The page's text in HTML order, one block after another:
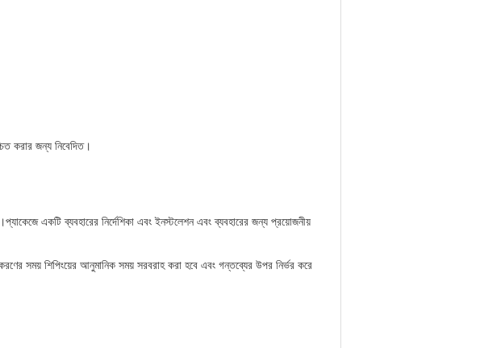
করার জন্য নিবেদিত।
একটি ব্যবহারের নির্দেশিকা এবং ইনস্টলেশন এবং ব্যবহারের জন্য প্রয়োজনীয়
সময় শিপিংয়ের আনুমানিক সময় সরবরাহ করা হবে এবং গন্তব্যের উপর নির্ভর করে